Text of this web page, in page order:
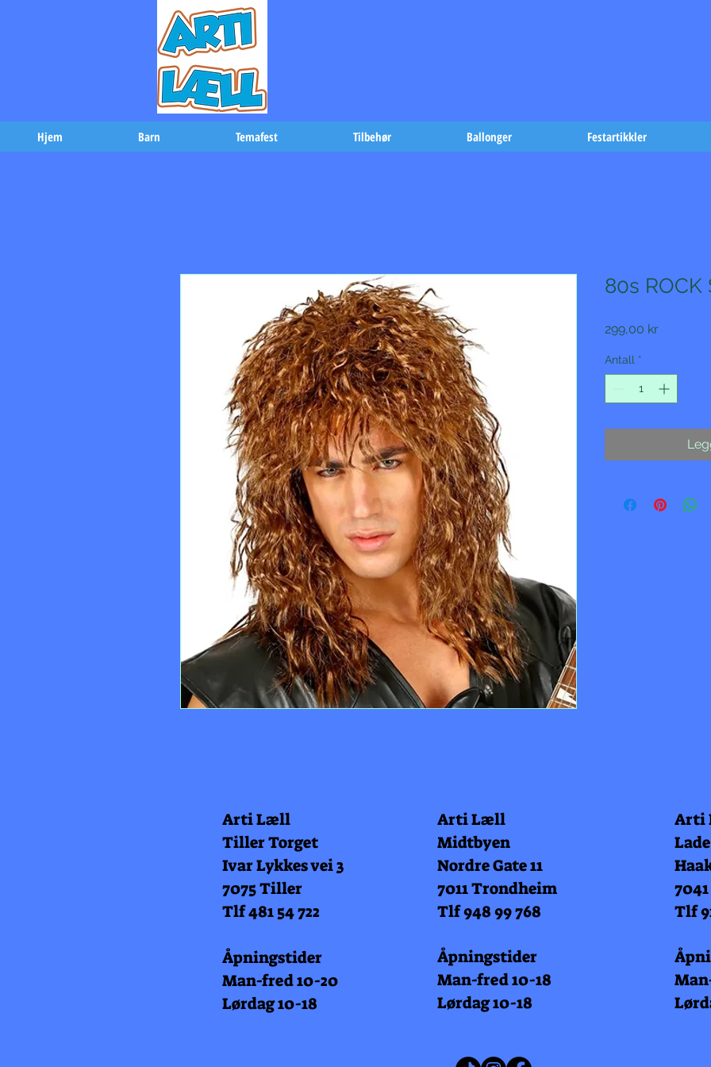
Hjem Barn Temafest Tilbehør Ballonger Festartikkler
80s ROCK
299,00 krPris
Antall *
Arti Læll
Tiller Torget
Ivar Lykkes vei 3
7075 Tiller
Tlf 481 54 722
Åpningstider
Man-fred 10-20
Lørdag 10-18
Arti Læll
Midtbyen
Nordre Gate 11
7011 Trondheim
Tlf 948 99 768
Åpningstider
Man-fred 10-18
Lørdag 10-18
Arti
Tlf